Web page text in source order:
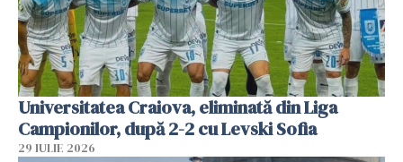
Universitatea Craiova, eliminată din Liga
Campionilor, după 2-2 cu Levski Sofia
29 IULIE 2026